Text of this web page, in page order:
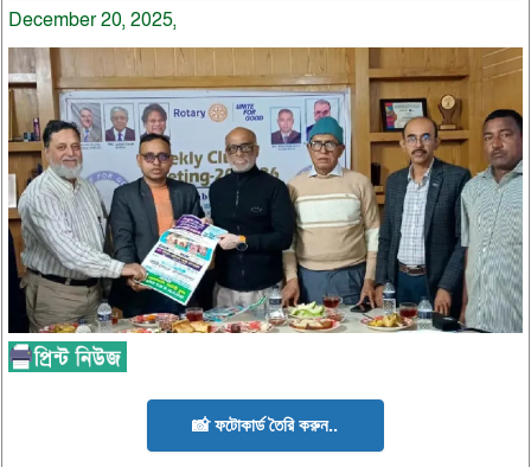
December 20, 2025,
📸 ফটোকার্ড তৈরি করুন..